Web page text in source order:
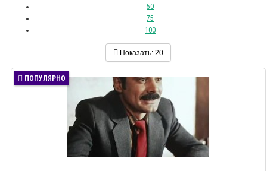
50
75
100
Показать: 20
ПОПУЛЯРНО